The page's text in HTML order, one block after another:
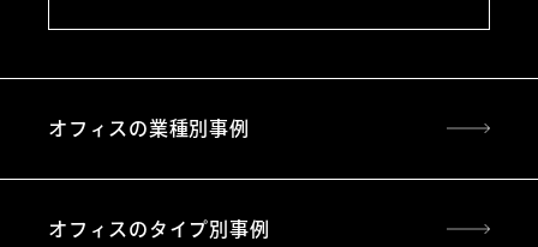
オフィスの業種別事例
オフィスのタイプ別事例